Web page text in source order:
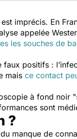
imprécis. En
appelée
les souches de
positifs :
mais ce contact
à fond noir
sont
?
manque de